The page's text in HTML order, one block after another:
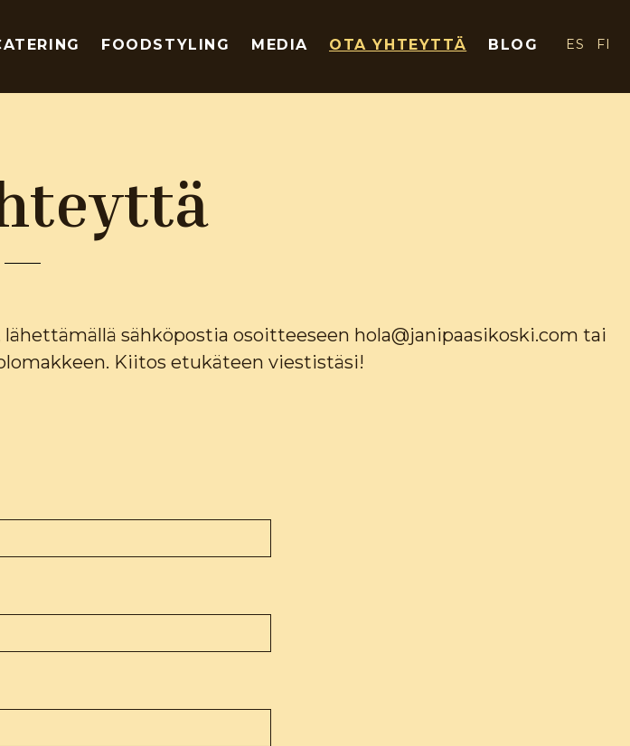
ES FI
FOODSTYLING MEDIA OTA YHTEYTTÄ BLOG
sähköpostia osoitteeseen hola@janipaasikoski.com tai
Kiitos etukäteen viestistäsi!